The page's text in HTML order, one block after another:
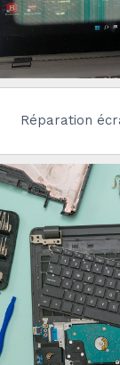
Réparation